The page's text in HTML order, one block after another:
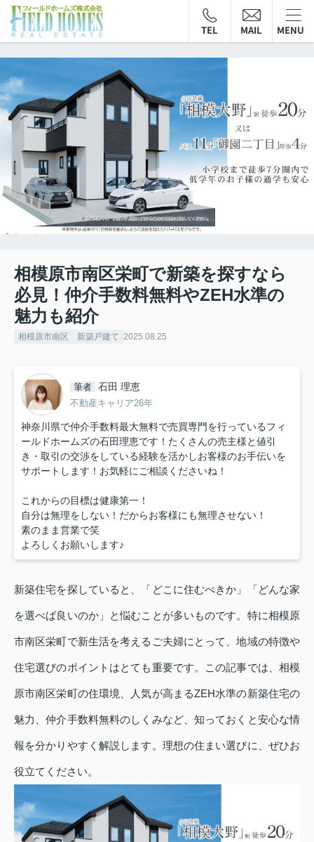
TEL MAIL MENU
相模原市南区栄町で新築を探すなら
必見！仲介手数料無料やZEH水準の
魅力も紹介
相模原市南区 新築戸建て 2025.08.25
筆者 石田 理恵
不動産キャリア26年
神奈川県で仲介手数料最大無料で売買専門を行っているフィ
ールドホームズの石田理恵です！たくさんの売主様と値引
き・取引の交渉をしている経験を活かしお客様のお手伝いを
サポートします！お気軽にご相談くださいね！
これからの目標は健康第一！
自分は無理をしない！だからお客様にも無理させない！
素のまま営業で笑
よろしくお願いします♪
新築住宅を探していると、「どこに住むべきか」「どんな家
を選べば良いのか」と悩むことが多いものです。特に相模原
市南区栄町で新生活を考えるご夫婦にとって、地域の特徴や
住宅選びのポイントはとても重要です。この記事では、相模
原市南区栄町の住環境、人気が高まるZEH水準の新築住宅の
魅力、仲介手数料無料のしくみなど、知っておくと安心な情
報を分かりやすく解説します。理想の住まい選びに、ぜひお
役立てください。